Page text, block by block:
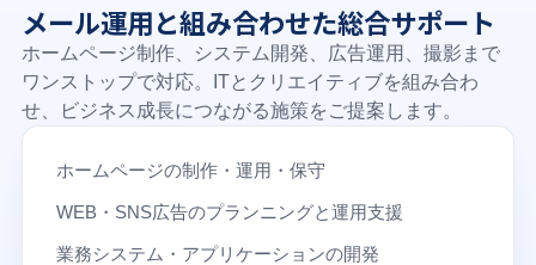
メール運用と組み合わせた総合サポート
ホームページ制作、システム開発、広告運用、撮影まで
ワンストップで対応。ITとクリエイティブを組み合わ
せ、ビジネス成長につながる施策をご提案します。
ホームページの制作・運用・保守
WEB・SNS広告のプランニングと運用支援
業務システム・アプリケーションの開発